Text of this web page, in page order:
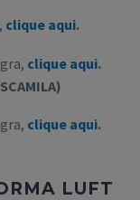
clique aqui.
clique aqui.
clique aqui.
LUFT